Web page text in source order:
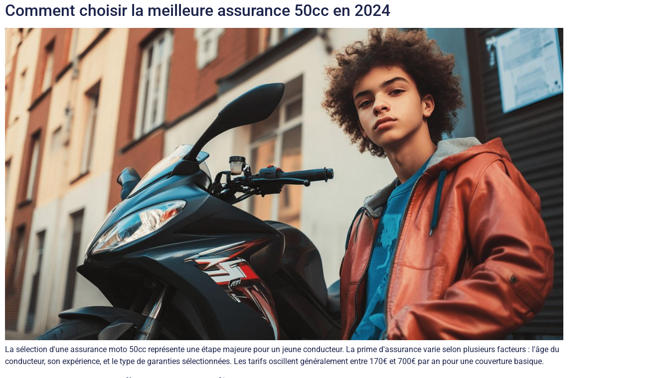
Comment choisir la meilleure assurance 50cc en 2024
La sélection d'une assurance moto 50cc représente une étape majeure pour un jeune conducteur. La prime d'assurance varie selon plusieurs facteurs : l'âge du
conducteur, son expérience, et le type de garanties sélectionnées. Les tarifs oscillent généralement entre 170€ et 700€ par an pour une couverture basique.